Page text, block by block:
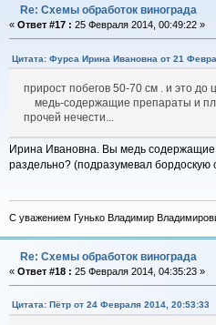
Re: Схемы обработок винограда
« Ответ #17 : 25 Февраля 2014, 00:49:22 »
Цитата: Фурса Ирина Ивановна от 21
прирост побегов 50-70 см . и это до
медь-содержащие препараты и
прочей нечести...
Ирина Ивановна. Вы медь
раздельно? (подразумевал бордоскую
С уважением Гунько Владимир
Re: Схемы обработок винограда
« Ответ #18 : 25 Февраля 2014, 04:35:23 »
Цитата: Пётр от 24 Февраля 2014, 20:53:33